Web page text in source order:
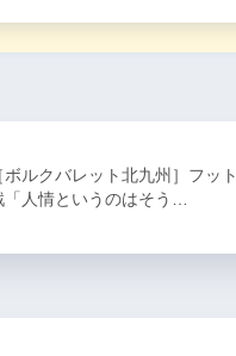
ボルクバレット北九州］フッ
「人情というのはそう…